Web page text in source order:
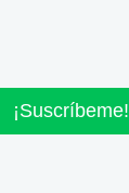
¡Suscríbeme!